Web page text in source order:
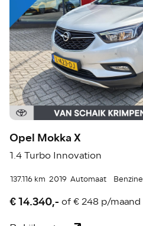
Opel Mokka X
1.4 Turbo Innovation
137.116 km 2019 Automaat Benzine
€ 14.340,- of€ 248 p/maand